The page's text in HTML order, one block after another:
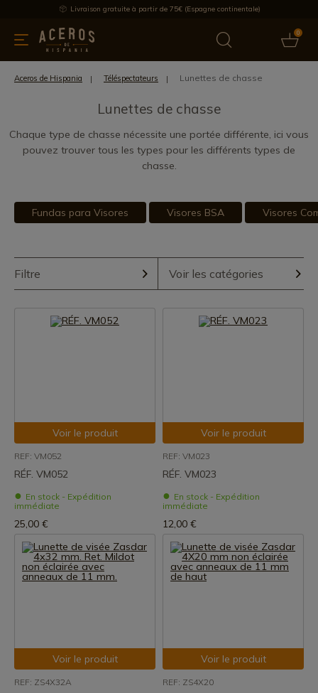
Livraison gratuite à partir de 75€ (Espagne continentale)
0
de cuisine Offre Dernières nouvelles Meilleures ventes
Aceros de Hispania Téléspectateurs Lunettes de chasse
Lunettes de chasse
Chaque type de chasse nécessite une portée différente, ici vous
pouvez trouver tous les types pour les différents types de
chasse.
Fundas para Visores Visores BSA Visores
Filtre Voir les catégories
Voir le produit
REF: VM052
RÉF. VM052
En stock - Expédition
immédiate
25,00 €
Voir le produit
REF: VM023
RÉF. VM023
En stock - Expédition
immédiate
12,00 €
Voir le produit
REF: ZS4X32A
Voir le produit
REF: ZS4X20